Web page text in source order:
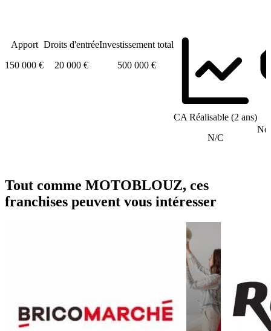
Apport
150 000 €
Droits d'entrée
20 000 €
Investissement total
500 000 €
CA Réalisable (2 ans)
N/C
Tout comme MOTOBLOUZ, ces
franchises peuvent vous intéresser